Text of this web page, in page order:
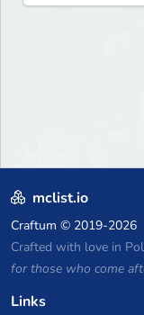
never
mclist.io
Craftum © 2019-2026
Crafted with love in
for those who come
Links